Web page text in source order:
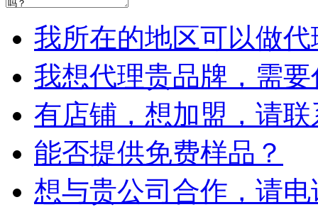
我所在的地区可以做
我想代理贵品牌，需
有店铺，想加盟，请
能否提供免费样品？
想与贵公司合作，请